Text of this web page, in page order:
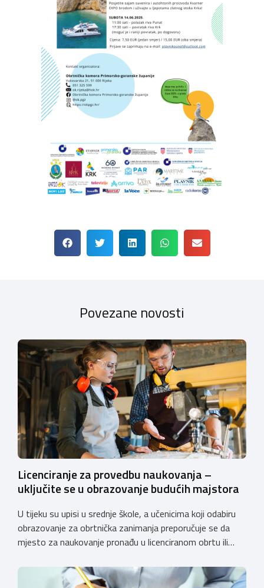
Povezane novosti
Licenciranje za provedbu naukovanja –
uključite se u obrazovanje budućih majstora
U tijeku su upisi u srednje škole, a učenicima koji odabiru
obrazovanje za obrtnička zanimanja preporučuje se da
mjesto za naukovanje pronađu u licenciranom obrtu ili
koji još nemaju licenciju da pokrenu postupak
licenciranja kako bi budućim učenicima omogućili